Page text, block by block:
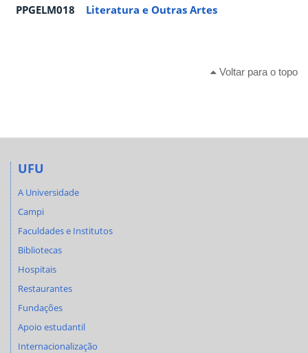
PPGELM018 Literatura e Outras Artes
Voltar para o topo
UFU
A Universidade
Campi
Faculdades e Institutos
Bibliotecas
Hospitais
Restaurantes
Fundações
Apoio estudantil
Internacionalização